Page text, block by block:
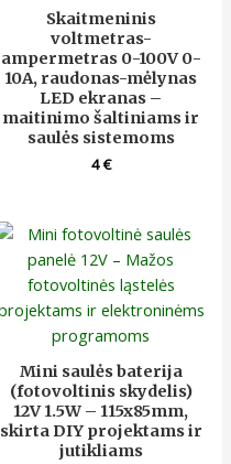
Skaitmeninis
voltmetras-
ampermetras 0-100V 0-
10A, raudonas-mėlynas
LED ekranas –
maitinimo šaltiniams ir
saulės sistemoms
4€
Mini saulės baterija
(fotovoltinis skydelis)
12V 1.5W – 115x85mm,
skirta DIY projektams ir
jutikliams